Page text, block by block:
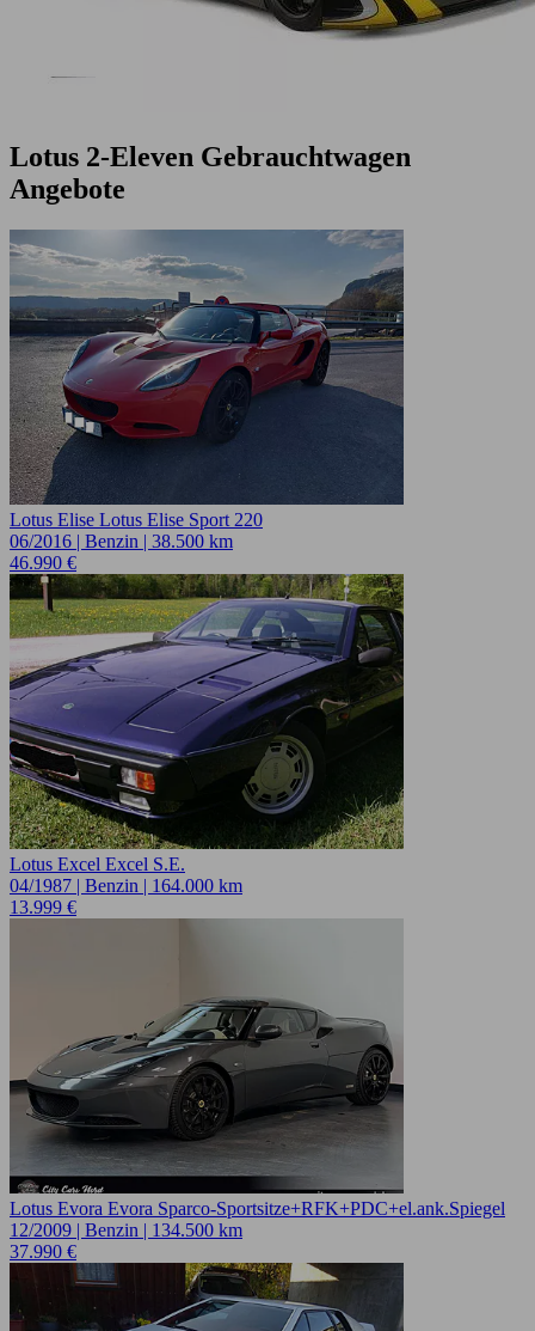
Lotus 2-Eleven Gebrauchtwagen
Angebote
Lotus Elise Lotus Elise Sport 220
06/2016 | Benzin | 38.500 km
46.990 €
Lotus Excel Excel S.E.
04/1987 | Benzin | 164.000 km
13.999 €
Lotus Evora Evora Sparco-Sportsitze+RFK+PDC+el.ank.Spiegel
12/2009 | Benzin | 134.500 km
37.990 €